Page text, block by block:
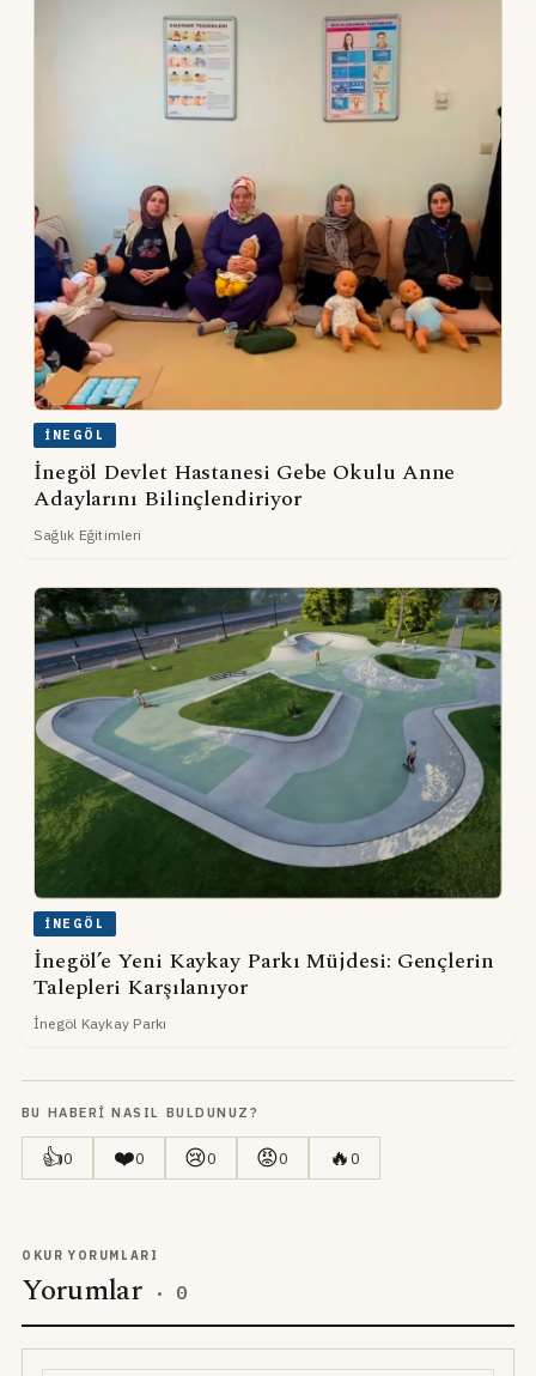
İNEGÖL
İnegöl Devlet Hastanesi Gebe Okulu Anne
Adaylarını Bilinçlendiriyor
Sağlık Eğitimleri
İNEGÖL
İnegöl’e Yeni Kaykay Parkı Müjdesi: Gençlerin
Talepleri Karşılanıyor
İnegöl Kaykay Parkı
BU HABERI NASIL BULDUNUZ?
👍0 ❤️0 😢0 😡0 🔥0
OKUR YORUMLARI
Yorumlar · 0